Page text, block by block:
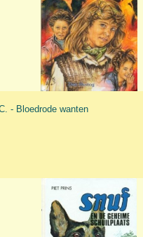
- Bloedrode wanten